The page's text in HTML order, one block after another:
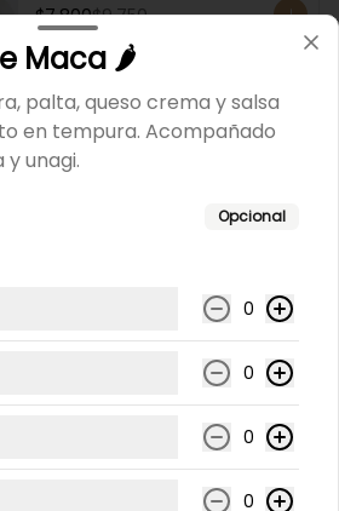
$7.800$9.750
Roll Caliente Tory
Pollo apanado, queso crema y
masago (Pequeñas huevas de pez
capelán), frito en panko.
Roll Caliente Kampay
Salmón, queso crema y cebollín,
envuelto en panqueque, frito en
panko, acompañado con salsa
kampay. Acompañado con salsa
Maca 🌶️
palta, queso crema y salsa
en tempura. Acompañado
y unagi.
Opcional
0
0
0
0